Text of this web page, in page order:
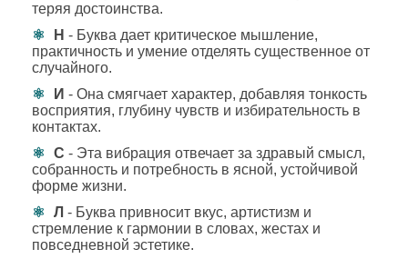
теряя достоинства.
Н - Буква дает критическое мышление,
практичность и умение отделять существенное от
случайного.
И - Она смягчает характер, добавляя тонкость
восприятия, глубину чувств и избирательность в
контактах.
С - Эта вибрация отвечает за здравый смысл,
собранность и потребность в ясной, устойчивой
форме жизни.
Л - Буква привносит вкус, артистизм и
стремление к гармонии в словах, жестах и
повседневной эстетике.